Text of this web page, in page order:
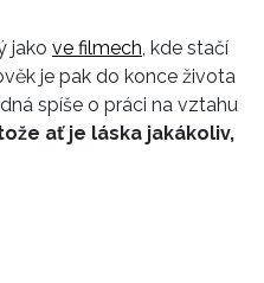
jako ve filmech, kde stačí
je pak do konce života
spíše o práci na vztahu
ať je láska jakákoliv,